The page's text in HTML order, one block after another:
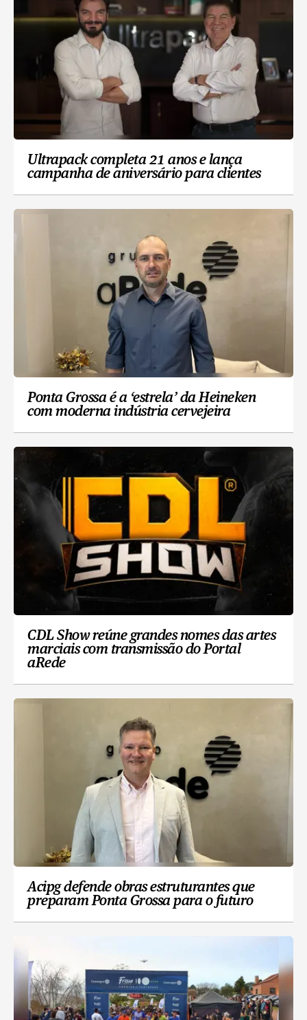
Ultrapack completa 21 anos e lança
campanha de aniversário para clientes
Ponta Grossa é a ‘estrela’ da Heineken
com moderna indústria cervejeira
CDL Show reúne grandes nomes das artes
marciais com transmissão do Portal
aRede
Acipg defende obras estruturantes que
preparam Ponta Grossa para o futuro